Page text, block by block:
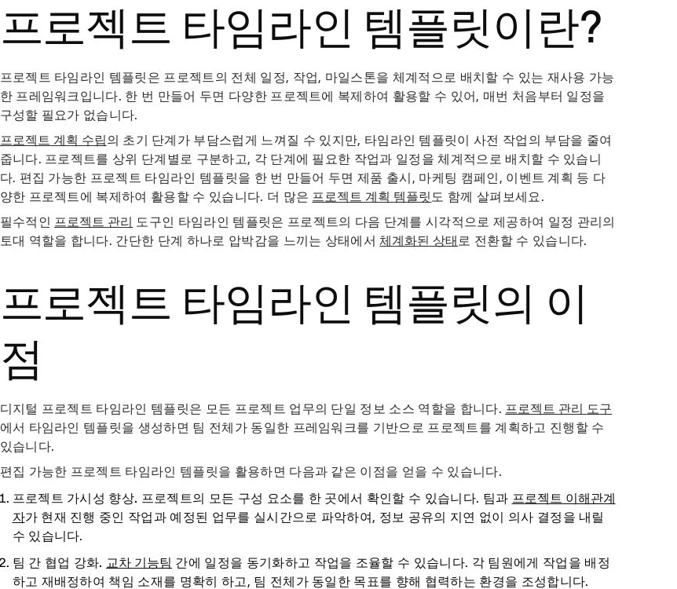
프로젝트 타임라인 템플릿이란?
프로젝트 타임라인 템플릿은 프로젝트의 전체 일정, 작업, 마일스톤을 체계적으로 배치할 수 있는 재사용 가능
한 프레임워크입니다. 한 번 만들어 두면 다양한 프로젝트에 복제하여 활용할 수 있어, 매번 처음부터 일정을
구성할 필요가 없습니다.
프로젝트 계획 수립의 초기 단계가 부담스럽게 느껴질 수 있지만, 타임라인 템플릿이 사전 작업의 부담을 줄여
줍니다. 프로젝트를 상위 단계별로 구분하고, 각 단계에 필요한 작업과 일정을 체계적으로 배치할 수 있습니
다. 편집 가능한 프로젝트 타임라인 템플릿을 한 번 만들어 두면 제품 출시, 마케팅 캠페인, 이벤트 계획 등 다
양한 프로젝트에 복제하여 활용할 수 있습니다. 더 많은 프로젝트 계획 템플릿 도 함께 살펴보세요.
필수적인 프로젝트 관리 도구인 타임라인 템플릿은 프로젝트의 다음 단계를 시각적으로 제공하여 일정 관리의
토대 역할을 합니다. 간단한 단계 하나로 압박감을 느끼는 상태에서 체계화된 상태 로 전환할 수 있습니다.
프로젝트 타임라인 템플릿의 이
점
디지털 프로젝트 타임라인 템플릿은 모든 프로젝트 업무의 단일 정보 소스 역할을 합니다. 프로젝트 관리 도구
에서 타임라인 템플릿을 생성하면 팀 전체가 동일한 프레임워크를 기반으로 프로젝트를 계획하고 진행할 수
있습니다.
편집 가능한 프로젝트 타임라인 템플릿을 활용하면 다음과 같은 이점을 얻을 수 있습니다.
프로젝트 가시성 향상. 프로젝트의 모든 구성 요소를 한 곳에서 확인할 수 있습니다. 팀과 프로젝트 이해관계
자가 현재 진행 중인 작업과 예정된 업무를 실시간으로 파악하여, 정보 공유의 지연 없이 의사 결정을 내릴
수 있습니다.
팀 간 협업 강화. 교차 기능팀 간에 일정을 동기화하고 작업을 조율할 수 있습니다. 각 팀원에게 작업을 배정
하고 재배정하여 책임 소재를 명확히 하고, 팀 전체가 동일한 목표를 향해 협력하는 환경을 조성합니다.